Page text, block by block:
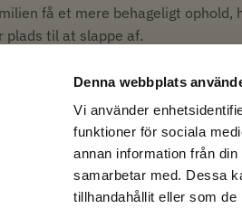
Denna webbplats
Vi använder
funktioner för sociala
annan information från
samarbetar med. Dessa
tillhandahållit eller som
få et mere behageligt ophold,
plads til at slappe af.
antal værelser til teenagere
reservationsafdeling for at